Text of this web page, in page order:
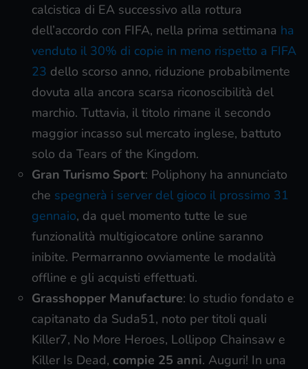
calcistica di EA successivo alla rottura
dell’accordo con FIFA, nella prima settimana ha
venduto il 30% di copie in meno rispetto a FIFA
23 dello scorso anno, riduzione probabilmente
dovuta alla ancora scarsa riconoscibilità del
marchio. Tuttavia, il titolo rimane il secondo
maggior incasso sul mercato inglese, battuto
solo da Tears of the Kingdom.
Gran Turismo Sport: Poliphony ha annunciato
che spegnerà i server del gioco il prossimo 31
gennaio, da quel momento tutte le sue
funzionalità multigiocatore online saranno
inibite. Permarranno ovviamente le modalità
offline e gli acquisti effettuati.
Grasshopper Manufacture: lo studio fondato e
capitanato da Suda51, noto per titoli quali
Killer7, No More Heroes, Lollipop Chainsaw e
Killer Is Dead, compie 25 anni. Auguri! In una